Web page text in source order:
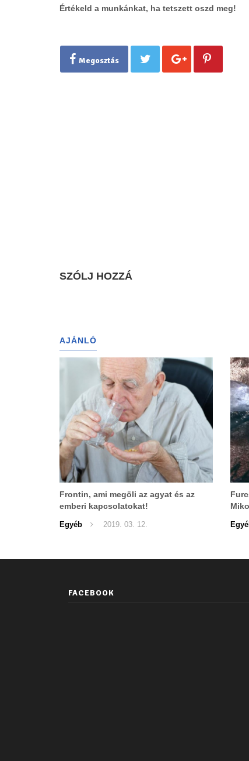
Értékeld a munkánkat, ha tetszett oszd meg!
Megosztás
SZÓLJ HOZZÁ
AJÁNLÓ
Frontin, ami megöli az agyat és az
emberi kapcsolatokat!
Egyéb 2019. 03. 12.
FACEBOOK